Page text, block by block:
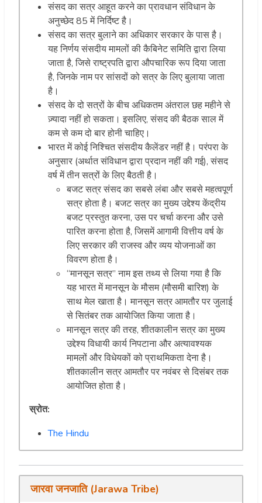
संसद का सत्र आहूत करने का प्रावधान संविधान के
अनुच्छेद 85 में निर्दिष्ट है।
संसद का सत्र बुलाने का अधिकार सरकार के पास है।
यह निर्णय संसदीय मामलों की कैबिनेट समिति द्वारा लिया
जाता है, जिसे राष्ट्रपति द्वारा औपचारिक रूप दिया जाता
है, जिनके नाम पर सांसदों को सत्र के लिए बुलाया जाता
है।
संसद के दो सत्रों के बीच अधिकतम अंतराल छह महीने से
ज़्यादा नहीं हो सकता। इसलिए, संसद की बैठक साल में
कम से कम दो बार होनी चाहिए।
भारत में कोई निश्चित संसदीय कैलेंडर नहीं है। परंपरा के
अनुसार (अर्थात संविधान द्वारा प्रदान नहीं की गई), संसद
वर्ष में तीन सत्रों के लिए बैठती है।
बजट सत्र संसद का सबसे लंबा और सबसे महत्वपूर्ण
सत्र होता है। बजट सत्र का मुख्य उद्देश्य केंद्रीय
बजट प्रस्तुत करना, उस पर चर्चा करना और उसे
पारित करना होता है, जिसमें आगामी वित्तीय वर्ष के
लिए सरकार की राजस्व और व्यय योजनाओं का
विवरण होता है।
“मानसून सत्र” नाम इस तथ्य से लिया गया है कि
यह भारत में मानसून के मौसम (मौसमी बारिश) के
साथ मेल खाता है। मानसून सत्र आमतौर पर जुलाई
से सितंबर तक आयोजित किया जाता है।
मानसून सत्र की तरह, शीतकालीन सत्र का मुख्य
उद्देश्य विधायी कार्य निपटाना और अत्यावश्यक
मामलों और विधेयकों को प्राथमिकता देना है।
शीतकालीन सत्र आमतौर पर नवंबर से दिसंबर तक
आयोजित होता है।
स्रोत:
The Hindu
जारवा जनजाति (Jarawa Tribe)